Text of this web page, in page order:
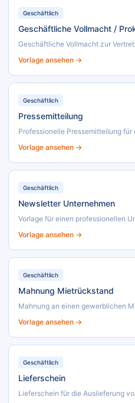
Geschäftlich
Geschäftliche Vollmacht /
Geschäftliche Vollmacht zur
Vorlage ansehen →
Geschäftlich
Pressemitteilung
Professionelle Pressemitteilung für
Vorlage ansehen →
Geschäftlich
Newsletter Unternehmen
Vorlage für einen professionellen
Vorlage ansehen →
Geschäftlich
Mahnung Mietrückstand
Mahnung an einen gewerblichen
Vorlage ansehen →
Geschäftlich
Lieferschein
Lieferschein für die Auslieferung